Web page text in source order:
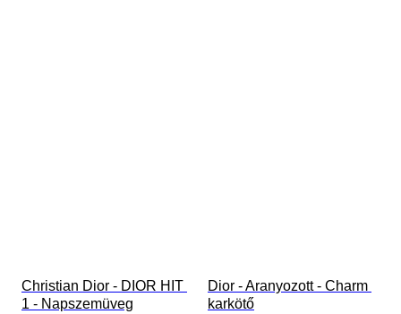
Christian Dior - DIOR HIT
1 - Napszemüveg
Dior - Aranyozott - Charm
karkötő